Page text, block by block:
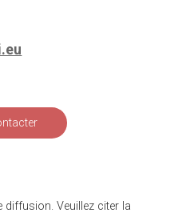
diffusion. Veuillez citer la